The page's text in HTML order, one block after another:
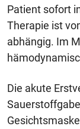
Patient sofort
Therapie ist
abhängig. Im
Die akute